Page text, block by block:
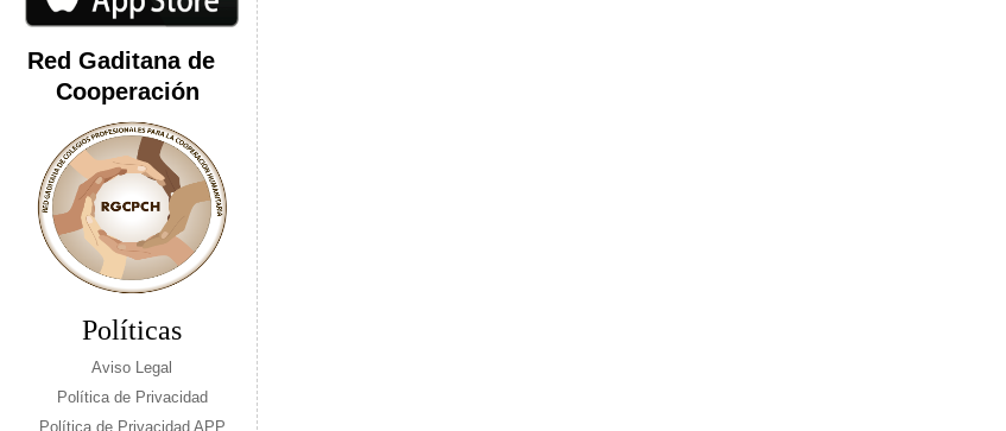
Red Gaditana de
Cooperación
Políticas
Aviso Legal
Política de Privacidad
Política de Privacidad APP